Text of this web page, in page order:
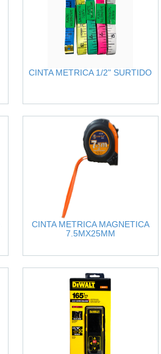
CINTA METRICA 1/2" SURTIDO
CINTA METRICA MAGNETICA
7.5MX25MM